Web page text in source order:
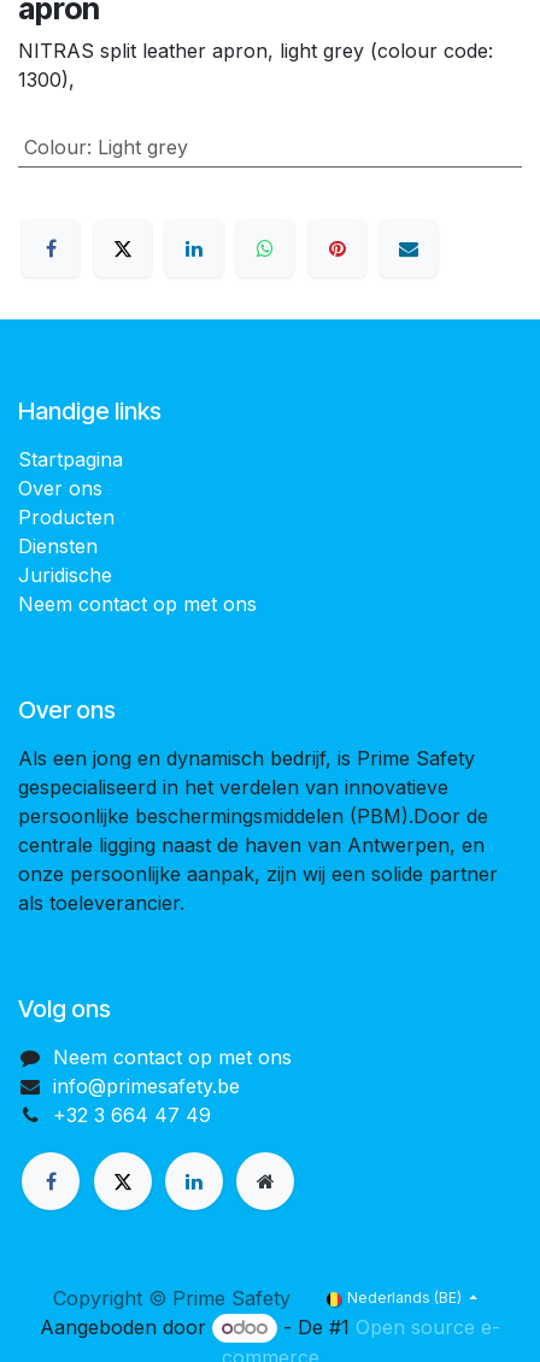
apron
NITRAS split leather apron, light grey (colour code:
1300),
Colour: Light grey
Handige links
Startpagina
Over ons
Producten
Diensten
Juridische
Neem contact op met ons
Over ons
Als een jong en dynamisch bedrijf, is Prime Safety
gespecialiseerd in het verdelen van innovatieve
persoonlijke beschermingsmiddelen (PBM).Door de
centrale ligging naast de haven van Antwerpen, en
onze persoonlijke aanpak, zijn wij een solide partner
als toeleverancier.
Volg ons
Neem contact op met ons
info@primesafety.be
+32 3 664 47 49
Copyright © Prime Safety Nederlands (BE)
Aangeboden door - De #1Open source e-